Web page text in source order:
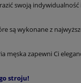
swoją indywidualność
są wykonane z
męska zapewni Ci
stroju!